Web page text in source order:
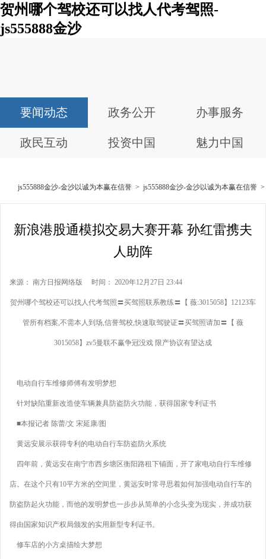
贺州哪个驾校还可以找人代考驾照-
js555888金沙
要闻动态 政务公开 办事服务
政民互动 投资中国 魅力中国
js555888金沙-金沙以诚为本赢在信誉 > js555888金沙-金沙以诚为本赢在信誉
新浪港股通模拟交易大赛开幕 孙红雷携夫
人助阵
来源： 南方日报网络版 时间： 2020年12月27日 23:44
贺州哪个驾校还可以找人代考驾照〓买驾照联系教练〓【 薇:3015058】12123车
管所有档案,不需本人到场,信誉驾校,快速取驾驶证〓买驾照请加〓【 薇
3015058】zv5曼联不赢争冠没戏 限产协议有望达成
电动自行车维修师傅有发明梦想
针对缺陷重新改造使车辆兼具防盗防火功能，获得国家专利证书
■本报记者 陈蕾/文 宋延康/图
黄远安展示获得专利的电动自行车防盗防火系统
四年前，黄远安在南宁市西乡塘区衡阳路租下铺面，开了家电动自行车维修
店。在这个只有10平方米的空间里，黄远安时常寻思着如何加强电动自行车的
防盗防起火功能，而他的发明梦也一步步从简单的小念头变为现实，并成功获
得由国家知识产权局颁发的实用新型专利证书。
修车店的小方桌描绘大梦想